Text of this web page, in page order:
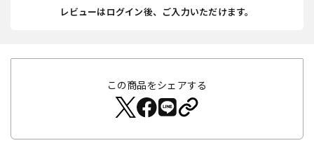
レビューはログイン後、ご入力いただけます。
この商品をシェアする